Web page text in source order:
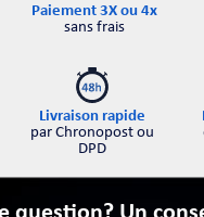
Paiement 3X ou 4x
sans frais
Livraison rapide
par Chronopost ou
DPD